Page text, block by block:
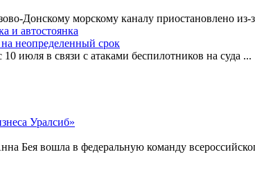
Донскому морскому каналу приостановлено из-
и автостоянка
неопределенный срок
июля в связи с атаками беспилотников на суда ...
Бея вошла в федеральную команду